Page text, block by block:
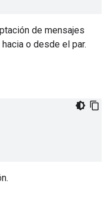
de mensajes
o desde el par.